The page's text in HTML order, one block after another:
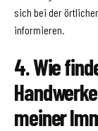
sich bei der
informieren.
4. Wie
meiner